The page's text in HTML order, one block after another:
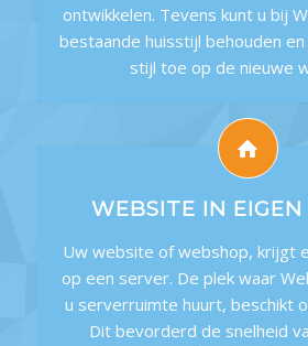
ontwikkelen. Tevens kunt u bij
bestaande huisstijl behouden
stijl toe op de nieuwe
WEBSITE IN EIGEN
Uw website of webshop, krijgt
op een server. De plek waar
u serverruimte huurt, beschikt
Dit bevorderd de snelheid